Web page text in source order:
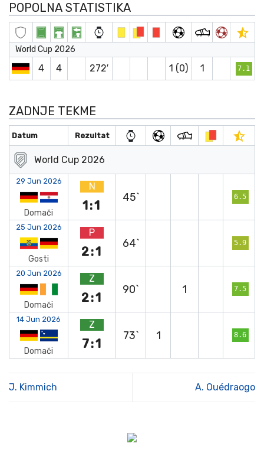
POPOLNA STATISTIKA
World Cup 2026
4 4 272′ 1 (0) 1 7.1
ZADNJE TEKME
Datum Rezultat
World Cup 2026
29 Jun 2026
Domači
N
1:1
45` 6.5
25 Jun 2026
Gosti
P
2:1
64` 5.9
20 Jun 2026
Domači
Z
2:1
90` 1 7.5
14 Jun 2026
Domači
Z
7:1
73` 1 8.6
J. Kimmich A. Ouédraogo